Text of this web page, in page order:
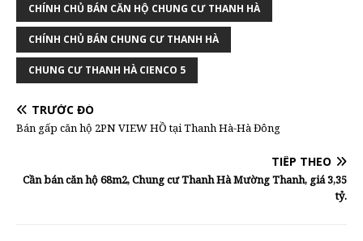
CHÍNH CHỦ BÁN CĂN HỘ CHUNG CƯ THANH HÀ
CHÍNH CHỦ BÁN CHUNG CƯ THANH HÀ
CHUNG CƯ THANH HÀ CIENCO 5
TRƯỚC ĐÓ
Bán gấp căn hộ 2PN VIEW HỒ tại Thanh Hà-Hà Đông
TIẾP THEO
Cần bán căn hộ 68m2, Chung cư Thanh Hà Mường Thanh, giá 3,35
tỷ.